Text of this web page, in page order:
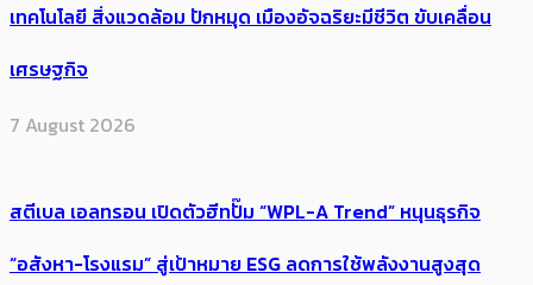
เทคโนโลยี สิ่งแวดล้อม ปักหมุด เมืองอัจฉริยะมีชีวิต ขับเคลื่อน
เศรษฐกิจ
7 August 2026
สตีเบล เอลทรอน เปิดตัวฮีทปั๊ม “WPL-A Trend” หนุนธุรกิจ
“อสังหา-โรงแรม” สู่เป้าหมาย ESG ลดการใช้พลังงานสูงสุด